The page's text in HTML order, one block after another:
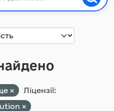
Ліцензії: